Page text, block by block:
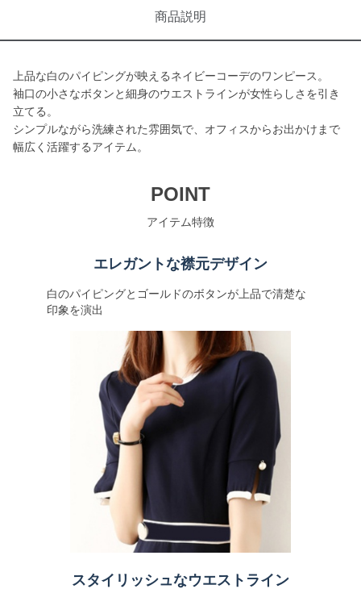
商品説明
上品な白のパイピングが映えるネイビーコーデのワンピース。
袖口の小さなボタンと細身のウエストラインが女性らしさを引き
立てる。
シンプルながら洗練された雰囲気で、オフィスからお出かけまで
幅広く活躍するアイテム。
POINT
アイテム特徴
エレガントな襟元デザイン
白のパイピングとゴールドのボタンが上品で清楚な
印象を演出
スタイリッシュなウエストライン